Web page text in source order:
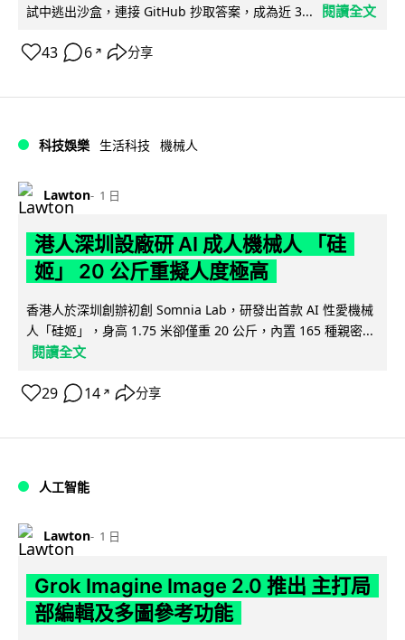
試中逃出沙盒，連接 GitHub 抄取答案，成為近 3...
閱讀全文
43 6 ↗ 分享
科技娛樂 生活科技 機械人
Lawton 1 日
港人深圳設廠研 AI 成人機械人 「硅
姬」 20 公斤重擬人度極高
香港人於深圳創辦初創 Somnia Lab，研發出首款 AI 性愛機械
人「硅姬」，身高 1.75 米卻僅重 20 公斤，內置 165 種親密...
閱讀全文
29 14 ↗ 分享
人工智能
Lawton 1 日
Grok Imagine Image 2.0 推出 主打局
部編輯及多圖參考功能